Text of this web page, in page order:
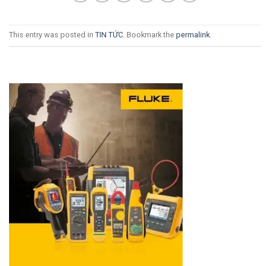
This entry was posted in TIN TỨC. Bookmark the permalink.